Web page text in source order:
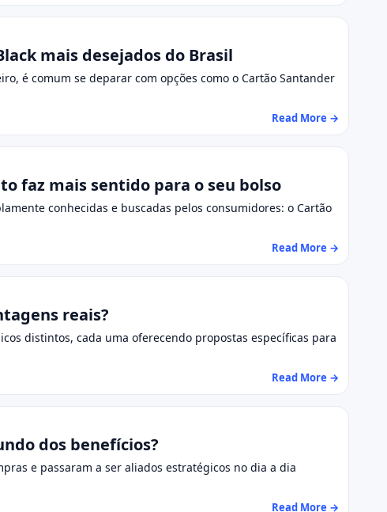
mais desejados do Brasil
é comum se deparar com opções como o Cartão Santander
Read More →
faz mais sentido para o seu bolso
conhecidas e buscadas pelos consumidores: o Cartão
Read More →
reais?
distintos, cada uma oferecendo propostas específicas para
Read More →
dos benefícios?
e passaram a ser aliados estratégicos no dia a dia
Read More →